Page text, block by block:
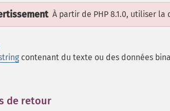
À partir de PHP 8.1.0, utiliser
contenant du texte ou des données
de retour